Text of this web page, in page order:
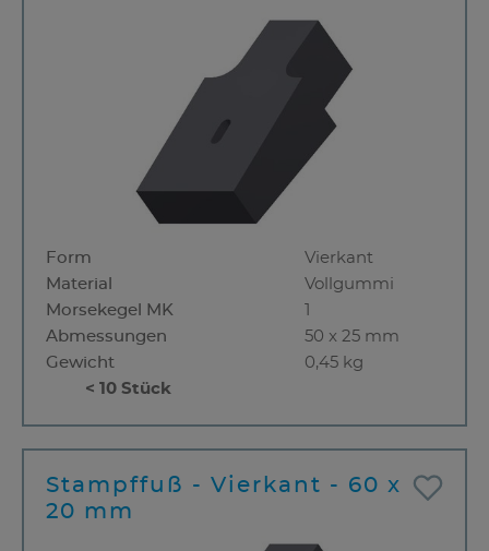
Form
Vierkant
Material
Vollgummi
Morsekegel MK
Abmessungen
50 x 25 mm
Gewicht
0,45 kg
< 10 Stück
Stampffuß - Vierkant - 60 x
20 mm